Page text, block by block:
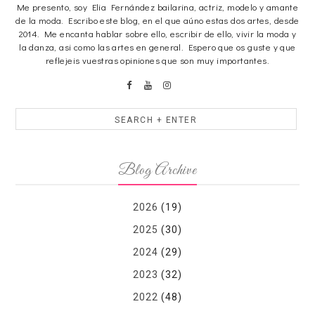
Me presento, soy Elia Fernández bailarina, actriz, modelo y amante
de la moda. Escribo este blog, en el que aúno estas dos artes, desde
2014. Me encanta hablar sobre ello, escribir de ello, vivir la moda y
la danza, asi como las artes en general. Espero que os guste y que
reflejeis vuestras opiniones que son muy importantes.
Blog Archive
2026 (19)
2025 (30)
2024 (29)
2023 (32)
2022 (48)